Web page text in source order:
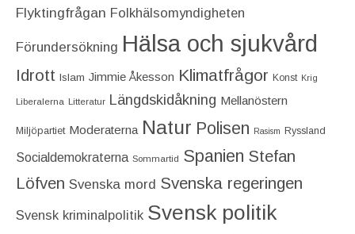
Flyktingfrågan Folkhälsomyndigheten
Förundersökning Hälsa och sjukvård
Idrott Islam Jimmie Åkesson Klimatfrågor Konst Krig
Liberalerna Litteratur Längdskidåkning Mellanöstern
Miljöpartiet Moderaterna Natur Polisen Rasism Ryssland
Socialdemokraterna Sommartid Spanien Stefan
Löfven Svenska mord Svenska regeringen
Svensk kriminalpolitik Svensk politik